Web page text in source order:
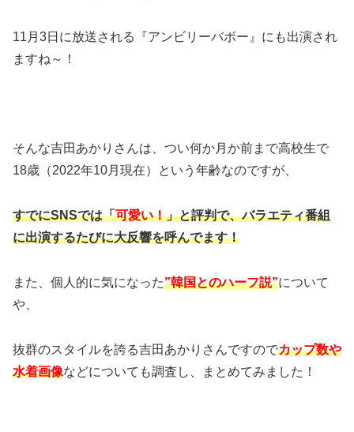
11月3日に放送される『アンビリーバボー』にも出演され
ますね～！
そんな吉田あかりさんは、つい何か月か前まで高校生で
18歳（2022年10月現在）という年齢なのですが、
すでにSNSでは「可愛い！」と評判で、バラエティ番組
に出演するたびに大反響を呼んでます！
また、個人的に気になった”韓国とのハーフ説”について
や、
抜群のスタイルを誇る吉田あかりさんですのでカップ数や
水着画像などについても調査し、まとめてみました！